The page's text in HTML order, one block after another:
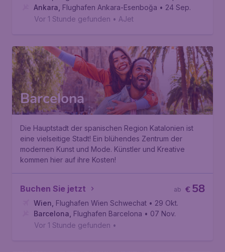
Ankara Flughafen Ankara-Esenboğa • 24 Sep.
Vor 1 Stunde gefunden • AJet
Barcelona
Die Hauptstadt der spanischen Region Katalonien ist
eine vielseitige Stadt! Ein blühendes Zentrum der
modernen Kunst und Mode. Künstler und Kreative
kommen hier auf ihre Kosten!
Buchen Sie jetzt €58
ab
Wien Flughafen Wien Schwechat • 29 Okt.
Barcelona Flughafen Barcelona • 07 Nov.
Vor 1 Stunde gefunden •